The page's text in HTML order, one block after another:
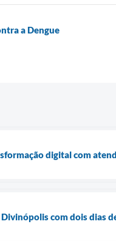
a Dengue
digital com
com dois dias